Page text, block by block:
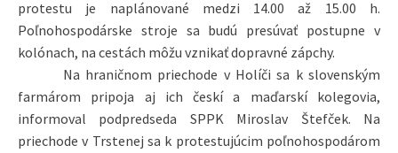
protestu je naplánované medzi 14.00 až 15.00 h.
Poľnohospodárske stroje sa budú presúvať postupne v
kolónach, na cestách môžu vznikať dopravné zápchy.
Na hraničnom priechode v Holíči sa k slovenským
farmárom pripoja aj ich českí a maďarskí kolegovia,
informoval podpredseda SPPK Miroslav Štefček. Na
priechode v Trstenej sa k protestujúcim poľnohospodárom